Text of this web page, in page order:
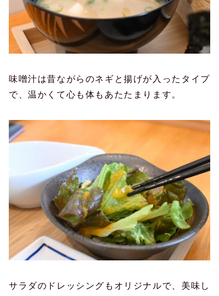
味噌汁は昔ながらのネギと揚げが入ったタイプ
で、温かくて心も体もあたたまります。
サラダのドレッシングもオリジナルで、美味し